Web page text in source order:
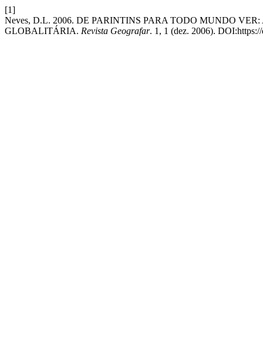
[1]
Neves, D.L. 2006. DE PARINTINS PARA TODO MUNDO
GLOBALITÁRIA. Revista Geografar. 1, 1 (dez. 2006).